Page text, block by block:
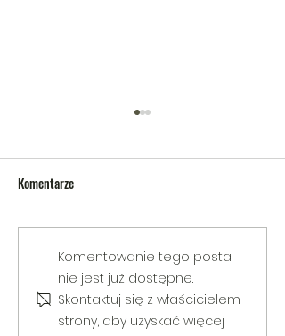
V Gminny Turniej Szachowy o
Puchar Burmistrza Bełżyc
Komentarze
Komentowanie tego posta
nie jest już dostępne.
Skontaktuj się z właścicielem
strony, aby uzyskać więcej